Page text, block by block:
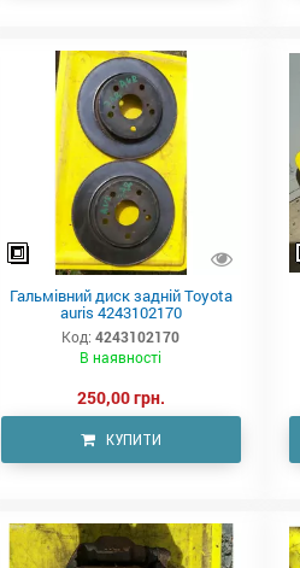
Гальмівний диск задній Toyota
auris 4243102170
Код: 4243102170
В наявності
250,00 грн.
КУПИТИ